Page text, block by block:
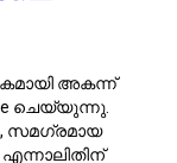
സാമൂഹിക,
കൊണ്ടുവരണം.
സ്ഥിരമായ